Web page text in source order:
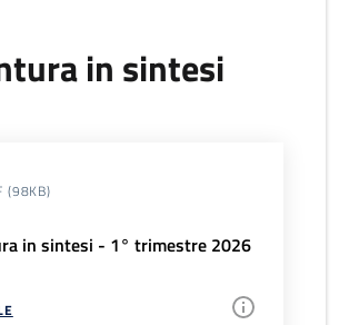
in sintesi
(98KB)
in sintesi - 1° trimestre 2026